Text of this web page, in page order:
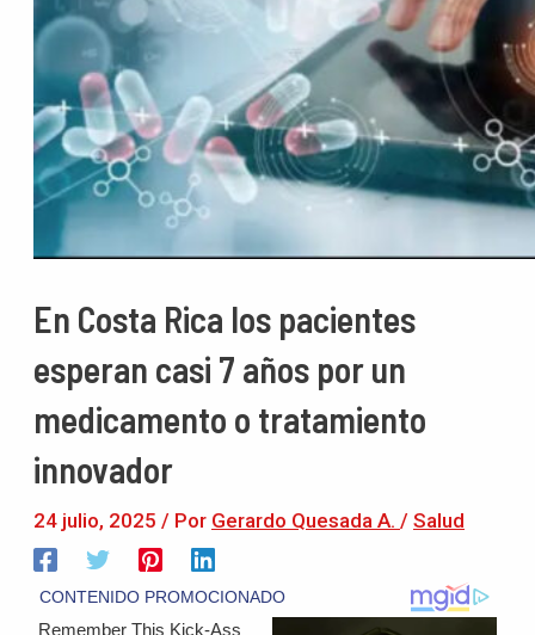
En Costa Rica los pacientes
esperan casi 7 años por un
medicamento o tratamiento
innovador
24 julio, 2025 / Por Gerardo Quesada A. / Salud